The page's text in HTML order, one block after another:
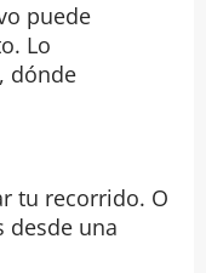
puede
Lo
dónde
tu recorrido. O
desde una